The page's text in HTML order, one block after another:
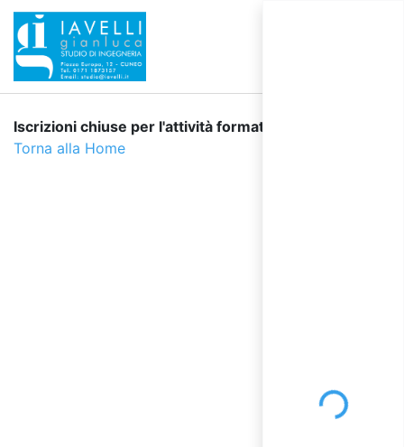
Iscrizioni chiuse per l'attività formativa selezionata.
Torna alla Home
Loading...